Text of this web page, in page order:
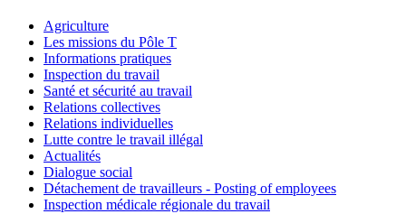
Agriculture
Les missions du Pôle T
Informations pratiques
Inspection du travail
Santé et sécurité au travail
Relations collectives
Relations individuelles
Lutte contre le travail illégal
Actualités
Dialogue social
Détachement de travailleurs - Posting of employees
Inspection médicale régionale du travail